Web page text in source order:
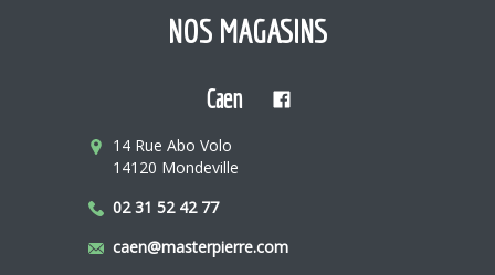
NOS MAGASINS
Caen
14 Rue Abo Volo
14120 Mondeville
02 31 52 42 77
caen@masterpierre.com